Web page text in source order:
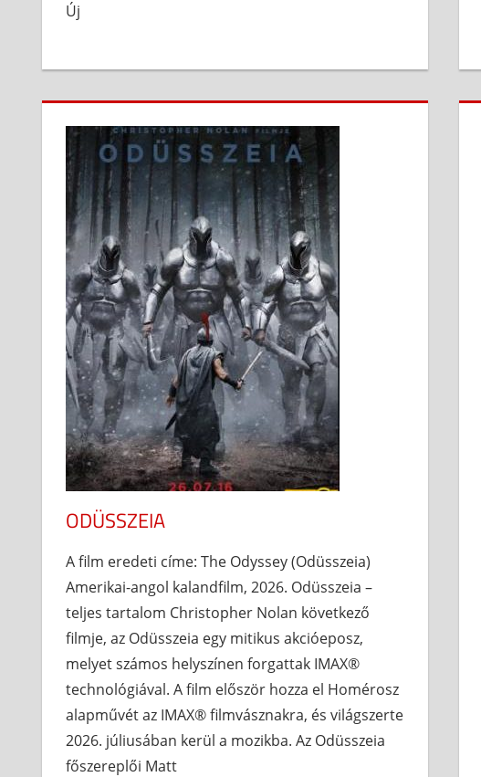
Új
ODÜSSZEIA
A film eredeti címe: The Odyssey (Odüsszeia)
Amerikai-angol kalandfilm, 2026. Odüsszeia –
teljes tartalom Christopher Nolan következő
filmje, az Odüsszeia egy mitikus akcióeposz,
melyet számos helyszínen forgattak IMAX®
technológiával. A film először hozza el Homérosz
alapművét az IMAX® filmvásznakra, és világszerte
2026. júliusában kerül a mozikba. Az Odüsszeia
főszereplői Matt